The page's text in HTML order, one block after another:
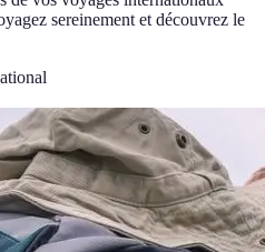
sereinement et découvrez le